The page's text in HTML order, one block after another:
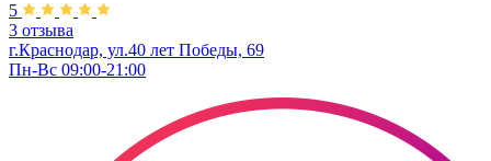
5
3 отзыва
г.Краснодар, ул.40 лет Победы, 69
Пн-Вс 09:00-21:00